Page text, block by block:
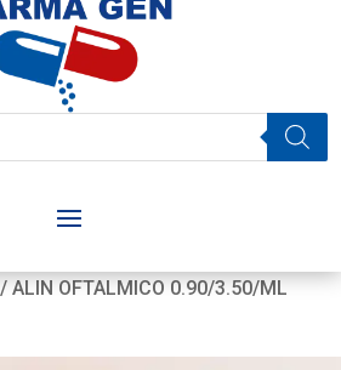
/ ALIN OFTALMICO 0.90/3.50/ML